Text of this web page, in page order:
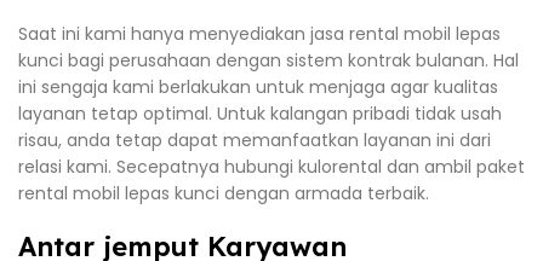
Saat ini kami hanya menyediakan jasa rental mobil lepas
kunci bagi perusahaan dengan sistem kontrak bulanan. Hal
ini sengaja kami berlakukan untuk menjaga agar kualitas
layanan tetap optimal. Untuk kalangan pribadi tidak usah
risau, anda tetap dapat memanfaatkan layanan ini dari
relasi kami. Secepatnya hubungi kulorental dan ambil paket
rental mobil lepas kunci dengan armada terbaik.
Antar jemput Karyawan